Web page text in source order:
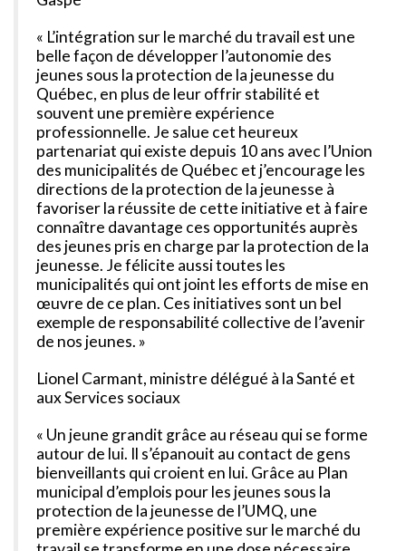
« L’intégration sur le marché du travail est une
belle façon de développer l’autonomie des
jeunes sous la protection de la jeunesse du
Québec, en plus de leur offrir stabilité et
souvent une première expérience
professionnelle. Je salue cet heureux
partenariat qui existe depuis 10 ans avec l’Union
des municipalités de Québec et j’encourage les
directions de la protection de la jeunesse à
favoriser la réussite de cette initiative et à faire
connaître davantage ces opportunités auprès
des jeunes pris en charge par la protection de la
jeunesse. Je félicite aussi toutes les
municipalités qui ont joint les efforts de mise en
œuvre de ce plan. Ces initiatives sont un bel
exemple de responsabilité collective de l’avenir
de nos jeunes. »
Lionel Carmant, ministre délégué à la Santé et
aux Services sociaux
« Un jeune grandit grâce au réseau qui se forme
autour de lui. Il s’épanouit au contact de gens
bienveillants qui croient en lui. Grâce au Plan
municipal d’emplois pour les jeunes sous la
protection de la jeunesse de l’UMQ, une
première expérience positive sur le marché du